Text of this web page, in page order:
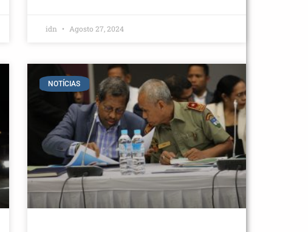
idn Agosto 27, 2024
NOTÍCIAS